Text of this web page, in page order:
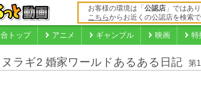
お客様の環境は「 公認店 」ではあ
こちらからお近くの公認店を検索で
トップ アニメ ギャンブル 映画 特
ヌラギ2 婚家ワールドあるある日記 第